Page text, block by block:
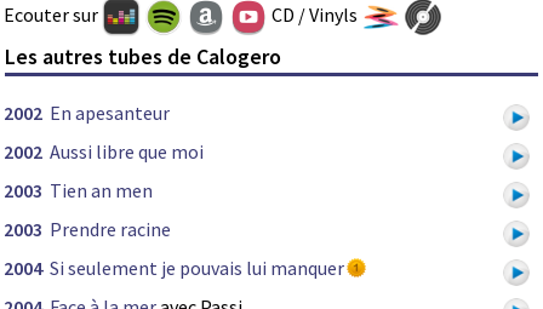
Ecouter sur
CD / Vinyls
Les autres tubes de Calogero
2002 En apesanteur
2002 Aussi libre que moi
2003 Tien an men
2003 Prendre racine
2004 Si seulement je pouvais lui manquer